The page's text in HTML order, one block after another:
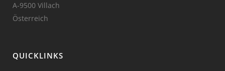
A-9500 Villach
Österreich
QUICKLINKS